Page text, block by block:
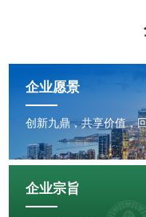
企业愿景
创新九鼎，共享价值，
企业宗旨